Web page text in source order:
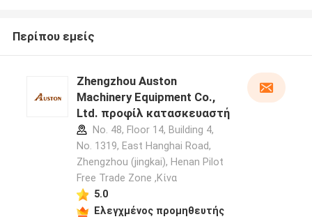
Αφήστε ένα μήνυμα
We bellen je snel terug!
Περίπου εμείς
Zhengzhou Auston
Machinery Equipment Co.,
Ltd. προφίλ κατασκευαστή
No. 48, Floor 14, Building 4,
No. 1319, East Hanghai Road,
Zhengzhou (jingkai), Henan Pilot
Free Trade Zone ,Κίνα
5.0
Ελεγχμένος προμηθευτής